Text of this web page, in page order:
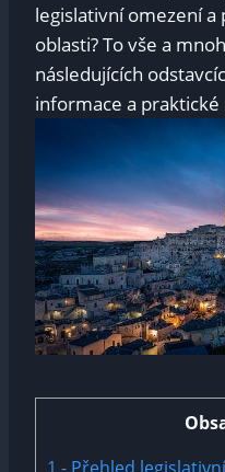
legislativní⁢ omezení
oblasti? To ​vše a⁣
následujících
informace ⁢a praktické